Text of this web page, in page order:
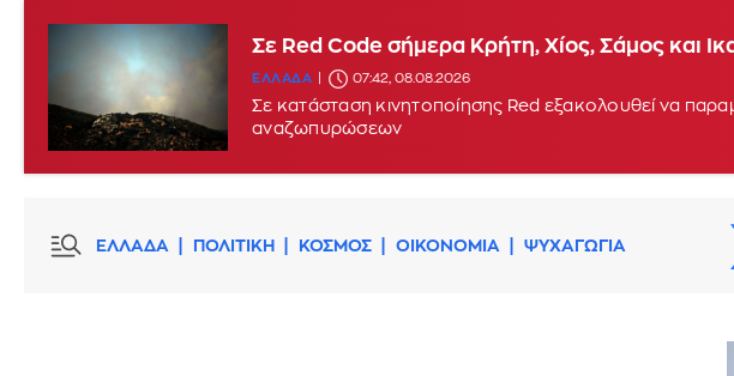
Σε Red Code σήμερα Κρήτη, Χίος, Σάμος και
ΕΛΛΑΔΑ 07:42, 08.08.2026
Σε κατάσταση κινητοποίησης Red εξακολουθεί να
αναζωπυρώσεων
ΕΛΛΑΔΑ ΠΟΛΙΤΙΚΗ ΚΟΣΜΟΣ ΟΙΚΟΝΟΜΙΑ ΨΥΧΑΓΩΓΙΑ